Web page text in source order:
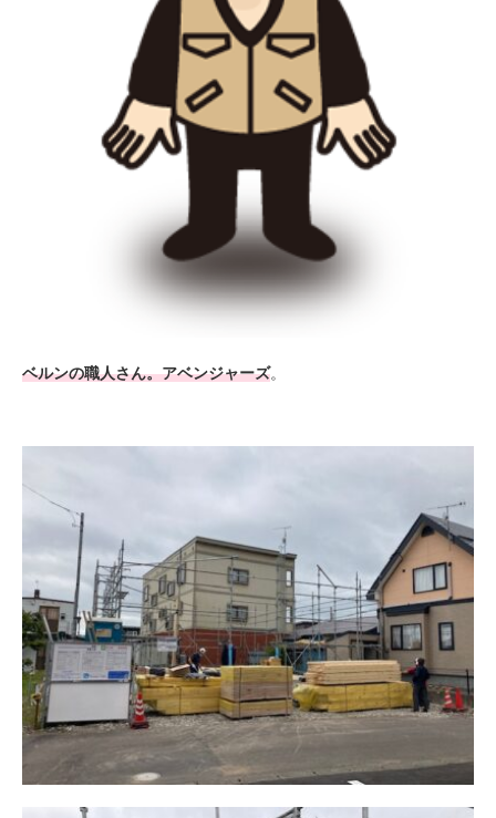
ベルンの職人さん。アベンジャーズ。